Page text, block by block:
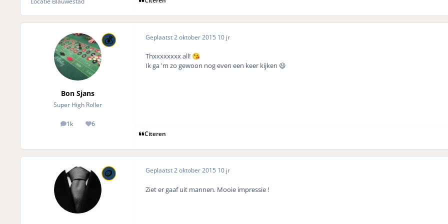
Bon Sjans
Super High Roller
1k
posts 6
Reputation
Geplaatst2 oktober 2015 10 jr
Thxxxxxxxx all! 😘
Ik ga 'm zo gewoon nog even een keer kijken 😃
Citeren
Geplaatst2 oktober 2015 10 jr
Ziet er gaaf uit mannen. Mooie impressie !